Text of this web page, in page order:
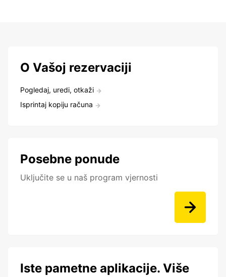
O Vašoj rezervaciji
Pogledaj, uredi, otkaži
Isprintaj kopiju računa
Posebne ponude
Uključite se u naš program vjernosti
Iste pametne aplikacije. Više